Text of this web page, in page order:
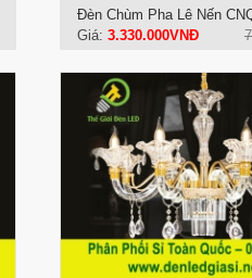
Đèn Chùm Pha Lê Nến
Giá: 3.330.000VNĐ